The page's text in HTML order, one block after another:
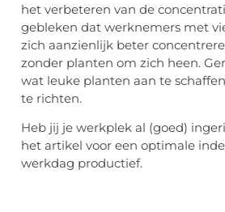
het verbeteren van de
gebleken dat werknemers met
zich aanzienlijk beter
zonder planten om zich heen.
wat leuke planten aan te
te richten.
Heb jij je werkplek al (goed)
het artikel voor een optimale
werkdag productief.